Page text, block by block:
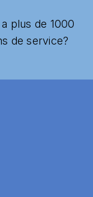
plus de 1000
de service?